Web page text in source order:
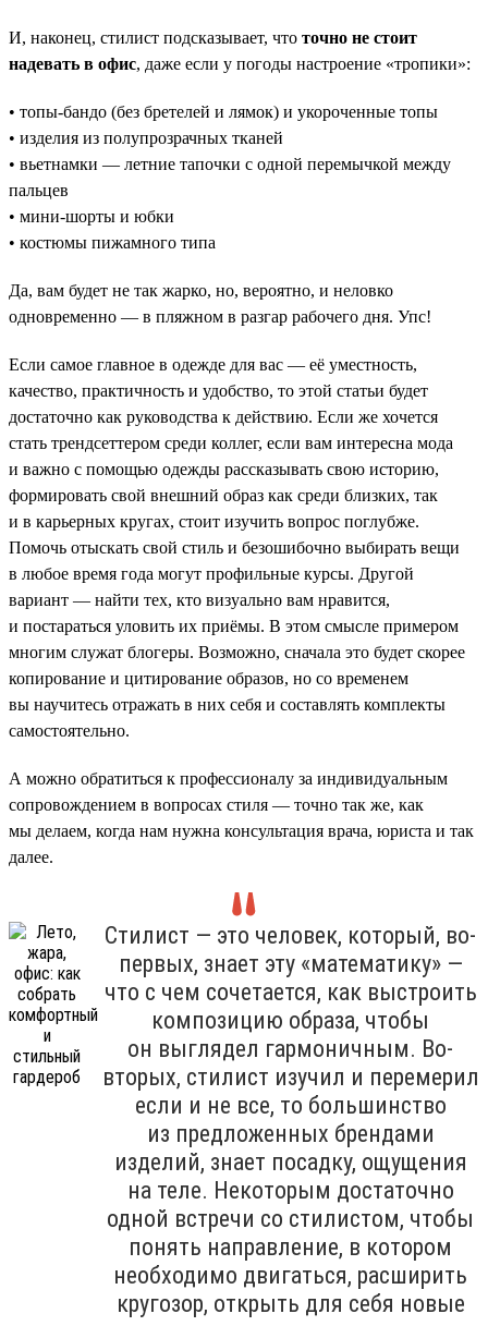
И, наконец, стилист подсказывает, что точно не стоит
надевать в офис, даже если у погоды настроение «тропики»:
• топы-бандо (без бретелей и лямок) и укороченные топы
• изделия из полупрозрачных тканей
• вьетнамки — летние тапочки с одной перемычкой между
пальцев
• мини-шорты и юбки
• костюмы пижамного типа
Да, вам будет не так жарко, но, вероятно, и неловко
одновременно — в пляжном в разгар рабочего дня. Упс!
Если самое главное в одежде для вас — её уместность,
качество, практичность и удобство, то этой статьи будет
достаточно как руководства к действию. Если же хочется
стать трендсеттером среди коллег, если вам интересна мода
и важно с помощью одежды рассказывать свою историю,
формировать свой внешний образ как среди близких, так
и в карьерных кругах, стоит изучить вопрос поглубже.
Помочь отыскать свой стиль и безошибочно выбирать вещи
в любое время года могут профильные курсы. Другой
вариант — найти тех, кто визуально вам нравится,
и постараться уловить их приёмы. В этом смысле примером
многим служат блогеры. Возможно, сначала это будет скорее
копирование и цитирование образов, но со временем
вы научитесь отражать в них себя и составлять комплекты
самостоятельно.
А можно обратиться к профессионалу за индивидуальным
сопровождением в вопросах стиля — точно так же, как
мы делаем, когда нам нужна консультация врача, юриста и так
далее.
Стилист — это человек, который, во-
первых, знает эту «математику» —
что с чем сочетается, как выстроить
композицию образа, чтобы
он выглядел гармоничным. Во-
вторых, стилист изучил и перемерил
если и не все, то большинство
из предложенных брендами
изделий, знает посадку, ощущения
на теле. Некоторым достаточно
одной встречи со стилистом, чтобы
понять направление, в котором
необходимо двигаться, расширить
кругозор, открыть для себя новые